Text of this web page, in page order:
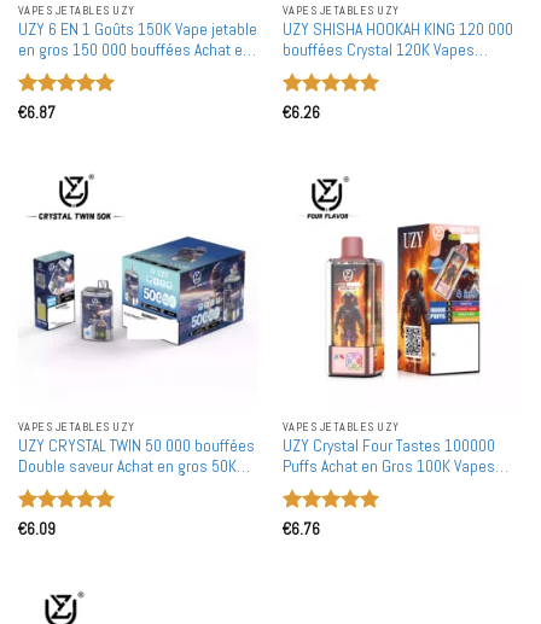
VAPES JETABLES UZY
UZY 6 EN 1 Goûts 150K Vape jetable
en gros 150 000 bouffées Achat en
bulk
Note
€6.87
VAPES JETABLES UZY
UZY SHISHA HOOKAH KING 120 000
bouffées Crystal 120K Vapes
jetables en gros Achat en bulk
Rechargeable Affichage intelligent
Portable
Note
€6.26
VAPES JETABLES UZY
UZY CRYSTAL TWIN 50 000 bouffées
Double saveur Achat en gros 50K
Vapes jetables rechargeables en
gros
Note
€6.09
VAPES JETABLES UZY
UZY Crystal Four Tastes 100000
Puffs Achat en Gros 100K Vapes
Jetables Rechargeables en Gros
Note
€6.76